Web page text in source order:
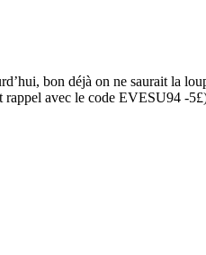
bon déjà on ne saurait la
rappel avec le code EVESU94 -